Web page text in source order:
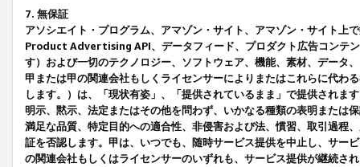
7. 無保証
アソシエイト・プログラム、アマゾン・サイト、アマゾン・サイト上
Product Advertising API、データフィード、プロダクト広告コンテ
す）および一切のテクノロジー、ソフトウェア、機能、素材、データ
甲または甲の関連会社もしくライセンサーによりまたはこれらに代わ
します。）は、「現状有姿」、「提供されているまま」で提供されま
明示、黙示、法定またはその他を問わず、いかなる種類の表明または
満足な品質、特定目的への適合性、非侵害および法、慣習、取引過程
証を否認します。甲は、いつでも、随時サービス提供を中止し、サー
の関連会社もしくはライセンサーのいずれも、サービス提供が継続さ